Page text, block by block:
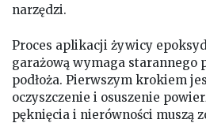
narzędzi.
Proces aplikacji żywicy
garażową wymaga starannego
podłoża. Pierwszym krokiem
oczyszczenie i osuszenie
pęknięcia i nierówności muszą